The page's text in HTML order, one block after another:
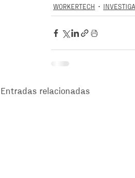
WORKERTECH
Entradas relacionadas